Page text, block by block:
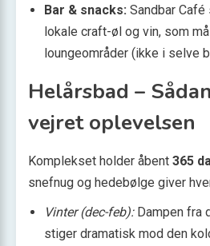
Bar & snacks: Sandbar
lokale craft-øl og vin, som
loungeområder (ikke i selve
Helårsbad –
vejret oplevelsen
Komplekset holder åbent 365
snefnug og hedebølge giver
Vinter (dec-feb):Dampen fra
stiger dramatisk mod den